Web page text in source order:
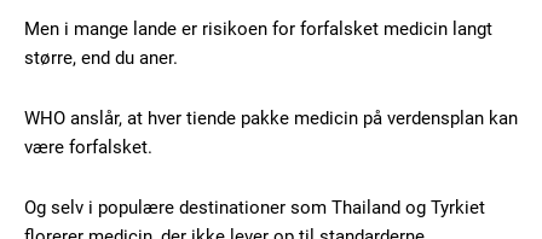
Men i mange lande er risikoen for forfalsket medicin langt
større, end du aner.
WHO anslår, at hver tiende pakke medicin på verdensplan kan
være forfalsket.
Og selv i populære destinationer som Thailand og Tyrkiet